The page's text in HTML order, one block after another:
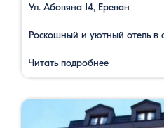
Ул. Абовяна 14, Ереван
Роскошный и уютный отель в
Читать подробнее